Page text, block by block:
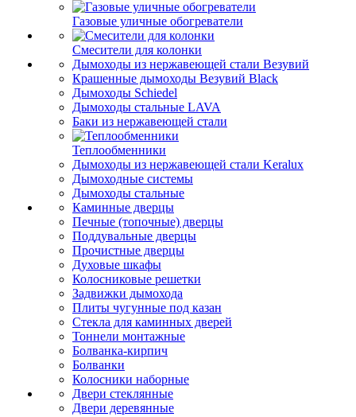
Газовые уличные обогреватели
Смесители для колонки
Дымоходы из нержавеющей стали Везувий
Крашенные дымоходы Везувий Black
Дымоходы Schiedel
Дымоходы стальные LAVA
Баки из нержавеющей стали
Теплообменники
Дымоходы из нержавеющей стали Keralux
Дымоходные системы
Дымоходы стальные
Каминные дверцы
Печные (топочные) дверцы
Поддувальные дверцы
Прочистные дверцы
Духовые шкафы
Колосниковые решетки
Задвижки дымохода
Плиты чугунные под казан
Стекла для каминных дверей
Тоннели монтажные
Болванка-кирпич
Болванки
Колосники наборные
Двери стеклянные
Двери деревянные